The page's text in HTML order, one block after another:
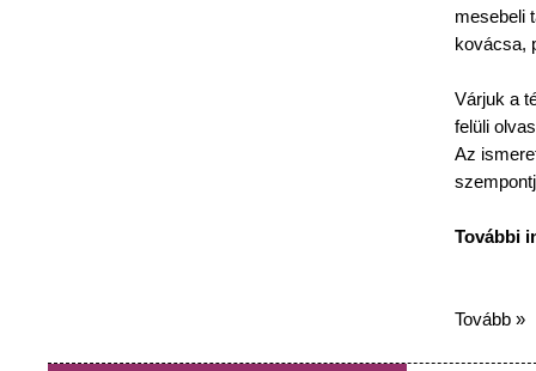
mesebeli
kovácsa,
Várjuk a
felüli
Az
További
Tovább »